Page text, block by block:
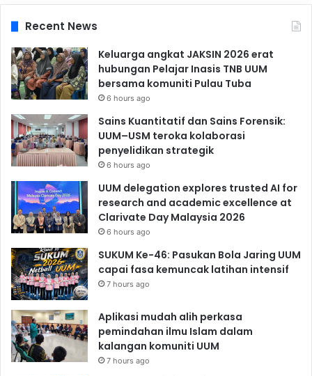
Recent News
Keluarga angkat JAKSIN 2026 erat
hubungan Pelajar Inasis TNB UUM
bersama komuniti Pulau Tuba
6 hours ago
Sains Kuantitatif dan Sains Forensik:
UUM–USM teroka kolaborasi
penyelidikan strategik
6 hours ago
UUM delegation explores trusted AI for
research and academic excellence at
Clarivate Day Malaysia 2026
6 hours ago
SUKUM Ke-46: Pasukan Bola Jaring UUM
capai fasa kemuncak latihan intensif
7 hours ago
Aplikasi mudah alih perkasa
pemindahan ilmu Islam dalam
kalangan komuniti UUM
7 hours ago